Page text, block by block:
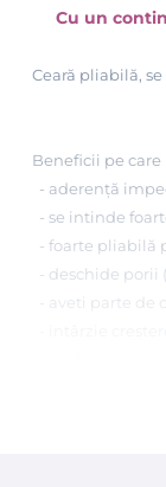
Cu un
Ceară pliabilă,
Beneficii pe
- aderență
- se intinde
- foarte pliabilă
- deschide porii
- aveti parte de